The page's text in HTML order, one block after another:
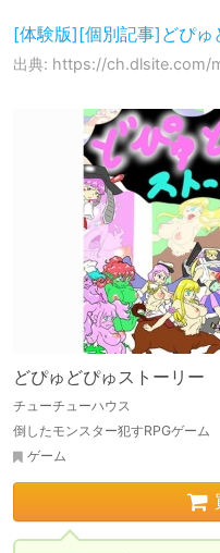
[体験版][個別記事]どぴゅ
出典: https://ch.dlsite.com/
どぴゅどぴゅストーリー
チューチューハウス
倒したモンスター犯すRPGゲーム
ゲーム